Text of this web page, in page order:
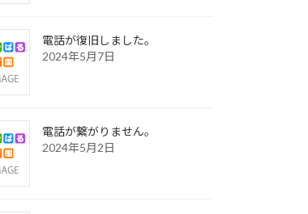
電話が復旧しました。
2024年5月7日
電話が繋がりません。
2024年5月2日